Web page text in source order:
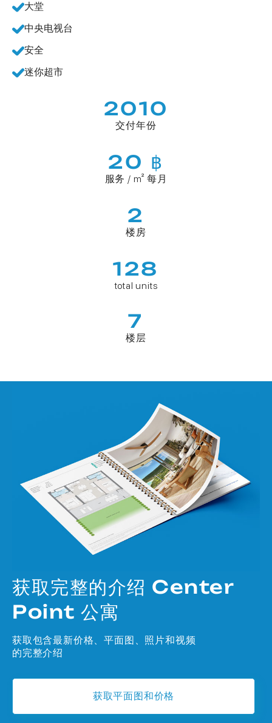
大堂
中央电视台
安全
迷你超市
2010
交付年份
20 ฿
服务 / m² 每月
2
楼房
128
total units
7
楼层
获取完整的介绍 Center
Point 公寓
获取包含最新价格、平面图、照片和视频
的完整介绍
获取平面图和价格